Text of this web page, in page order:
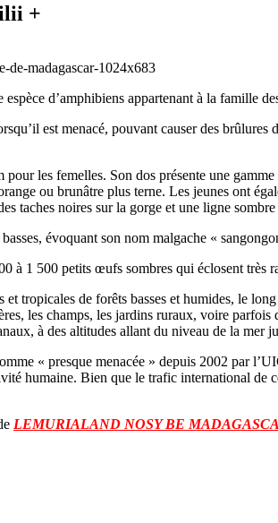
+
d’amphibiens appartenant à la famille
est menacé, pouvant causer des
les femelles. Son dos présente une
ou brunâtre plus terne. Les jeunes ont
taches noires sur la gorge et une ligne
évoquant son nom malgache «
à 1 500 petits œufs sombres qui éclosent très
tropicales de forêts basses et humides, le
les champs, les jardins ruraux, voire
à des altitudes allant du niveau de la mer
« presque menacée » depuis 2002 par
humaine. Bien que le trafic international
LEMURIALAND NOSY BE